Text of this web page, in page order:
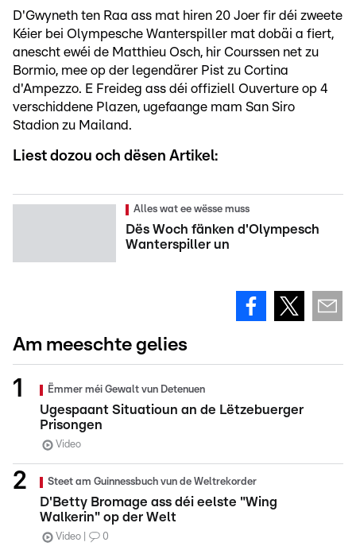
D'Gwyneth ten Raa ass mat hiren 20 Joer fir déi zweete
Kéier bei Olympesche Wanterspiller mat dobäi a fiert,
anescht ewéi de Matthieu Osch, hir Courssen net zu
Bormio, mee op der legendärer Pist zu Cortina
d'Ampezzo. E Freideg ass déi offiziell Ouverture op 4
verschiddene Plazen, ugefaange mam San Siro
Stadion zu Mailand.
Liest dozou och dësen Artikel:
Alles wat ee wësse muss
Dës Woch fänken d'Olympesch
Wanterspiller un
Am meeschte gelies
Ëmmer méi Gewalt vun Detenuen
Ugespaant Situatioun an de Lëtzebuerger
Prisongen
Video
Steet am Guinnessbuch vun de Weltrekorder
D'Betty Bromage ass déi eelste "Wing
Walkerin" op der Welt
Video 0